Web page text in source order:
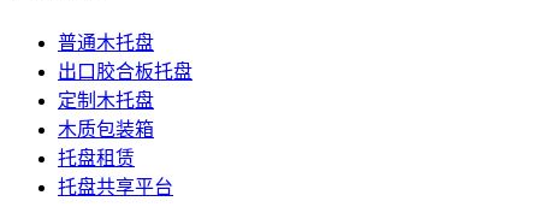
普通木托盘
出口胶合板托盘
定制木托盘
木质包装箱
托盘租赁
托盘共享平台